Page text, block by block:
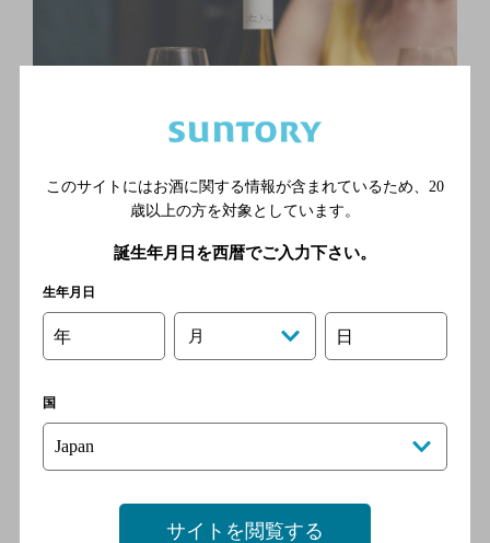
手軽に楽しめる「ヤルンバ Yシリーズ ヴィオニエ 2019」
このサイトにはお酒に関する情報が含まれているため、 20
歳以上の方を対象としています。
誕生年月日を西暦でご入力下さい。
生年月日
年 月 日
国
サイトを閲覧する